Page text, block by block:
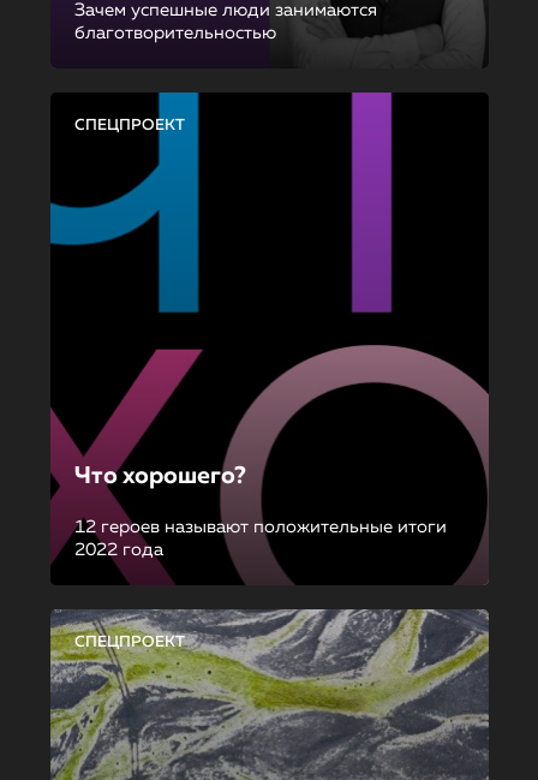
Зачем успешные люди занимаются
благотворительностью
СПЕЦПРОЕКТ
Что хорошего?
12 героев называют положительные итоги
2022 года
СПЕЦПРОЕКТ